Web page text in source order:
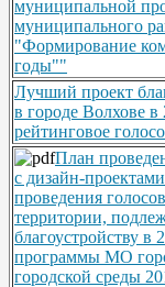
муниципальной
муниципального
"Формирование
годы""
Лучший проект
в городе Волхове в
рейтинговое
План
с дизайн-
проведения
территории,
благоустройству в
программы МО
городской среды